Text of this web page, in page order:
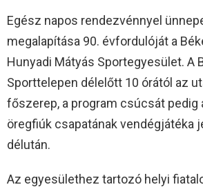
Egész napos rendezvénnyel
megalapítása 90. évfordulóját a
Hunyadi Mátyás Sportegyesület. A
Sporttelepen délelőtt 10 órától az
főszerep, a program csúcsát pedig
öregfiúk csapatának vendégjátéka
délután.
Az egyesülethez tartozó helyi